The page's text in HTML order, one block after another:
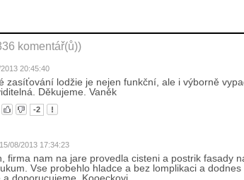
komentář(ů))
20:45:40
zasíťování lodžie je nejen funkční, ale i výborně
Děkujeme. Vaněk
-2
15/08/2013 17:34:23
firma nam na jare provedla cisteni a postrik fasady
Vse probehlo hladce a bez lomplikaci a dodnes